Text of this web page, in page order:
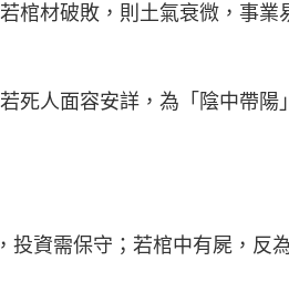
棺材破敗，則土氣衰微，事業
死人面容安詳，為「陰中帶陽
資需保守；若棺中有屍，反